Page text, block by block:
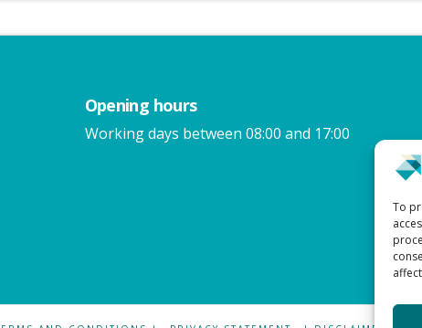
To
Opening hours
Working days between 08:00 and 17:00